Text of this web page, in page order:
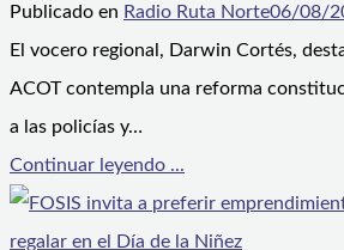
Publicado en Radio Ruta Norte06/08/
El vocero regional, Darwin Cortés,
ACOT contempla una reforma
a las policías y…
Continuar leyendo ...